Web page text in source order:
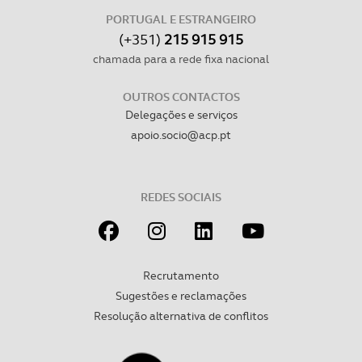
consentimento e quando tal se afigure estritamente
necessário no contexto dos serviços a prestar.
tecnologias similares pode ter impacto na sua
experiência de navegação no Website e nos serviços
PORTUGAL E ESTRANGEIRO
(+351) 215 915 915
chamada para a rede fixa nacional
OUTROS CONTACTOS
Delegações e serviços
apoio.socio@acp.pt
REDES SOCIAIS
Recrutamento
Sugestões e reclamações
Resolução alternativa de conflitos